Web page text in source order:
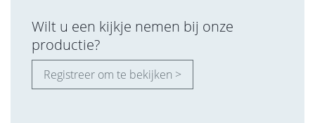
Wilt u een kijkje nemen bij onze
productie?
Registreer om te bekijken >